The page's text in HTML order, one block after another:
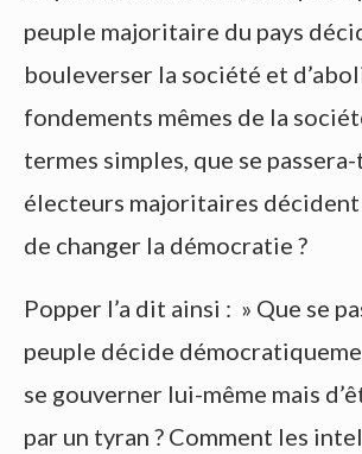
peuple majoritaire du pays
bouleverser la société et
fondements mêmes de la
termes simples, que se
électeurs majoritaires décident
de changer la démocratie ?
Popper l’a dit ainsi : » Que se
peuple décide
se gouverner lui-même mais
par un tyran ? Comment les